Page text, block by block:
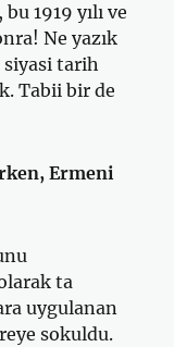
1919 yılı ve
Ne yazık
tarih
Tabii bir de
Ermeni
ta
uygulanan
sokuldu.